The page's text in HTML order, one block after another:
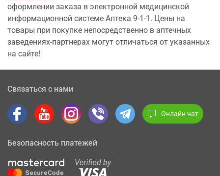
оформлении заказа в электронной медицинской
информационной системе Аптека 9-1-1. Цены на
товары при покупке непосредственно в аптечных
заведениях-партнерах могут отличаться от указанных
на сайте!
Связаться с нами
Онлайн чат
Безопасность платежей